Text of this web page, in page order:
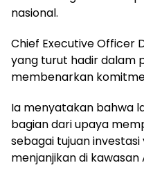
nasional.
Chief Executive Officer
yang turut hadir dalam
membenarkan
Ia menyatakan bahwa
bagian dari upaya
sebagai tujuan
menjanjikan di kawasan